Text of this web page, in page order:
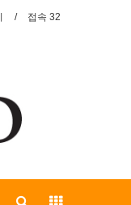
접속 32